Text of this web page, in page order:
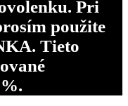
Pri
použite
Tieto